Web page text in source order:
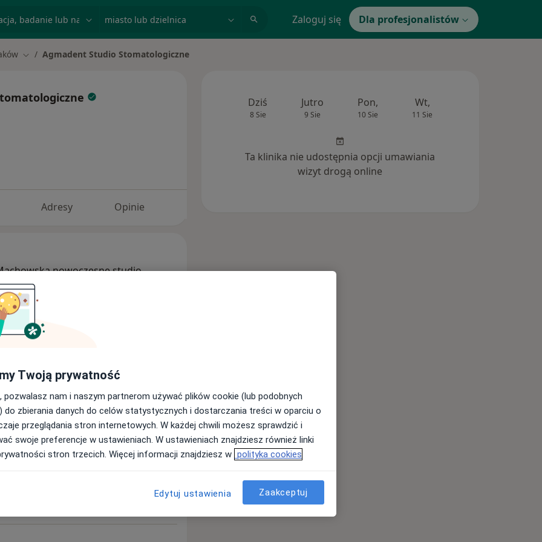
Zaloguj się Dla profesjonalistów
Zmień miasto
Agmadent Studio Stomatologiczne
Adresy Opinie
nowoczesne studio
Państwo być pewni, że będziemy tu
jakim hołdujemy, wysokie miejsce
Relacja z Państwem trwa całymi
procesy, jakie mogą nastąpić – bo
a znajomość uwarunkowań
leczeniu stomatologicznym.
„Naprawa uzębienia” to nie
poprawa jakości życia, nabranie
do poznania procesów, które
metody leczenia i
Dziś
8 Sie
Jutro
9 Sie
Pon,
10 Sie
Wt,
11 Sie
Ta klinika nie udostępnia opcji umawiania
wizyt drogą online
Twoją prywatność
pozwalasz nam i naszym partnerom używać plików cookie (lub podobnych
do zbierania danych do celów statystycznych i dostarczania treści w oparciu o
przeglądania stron internetowych. W każdej chwili możesz sprawdzić i
swoje preferencje w ustawieniach. W ustawieniach znajdziesz również linki
stron trzecich. Więcej informacji znajdziesz w polityka cookies
Edytuj ustawienia Zaakceptuj